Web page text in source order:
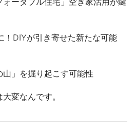
！DIYが引き寄せた新たな可能
」を掘り起こす可能性
変なんです。